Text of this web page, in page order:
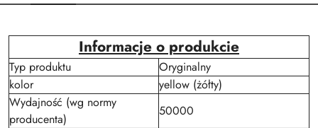
Informacje o produkcie
Typ produktu
Oryginalny
kolor
yellow (żółty)
Wydajność (wg normy
producenta)
50000